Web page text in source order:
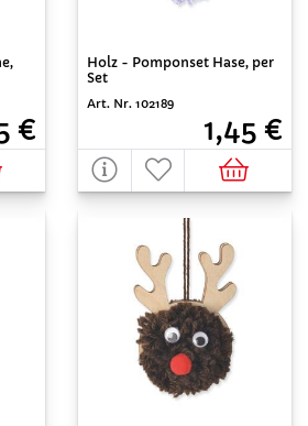
€
Holz - Pomponset Hase, per
Set
Art. Nr. 102189
1,45 €